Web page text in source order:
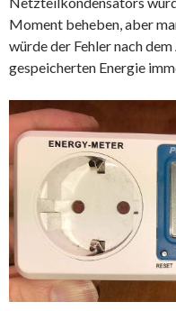
Moment beheben, aber
würde der Fehler nach
gespeicherten Energie